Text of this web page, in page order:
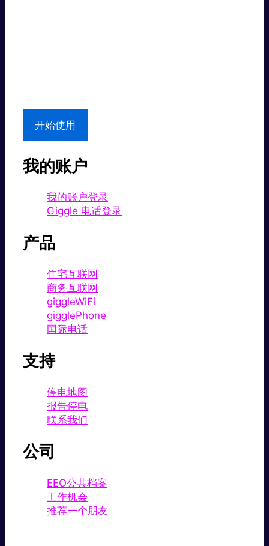
开始使用
我的账户
我的账户登录
Giggle 电话登录
产品
住宅互联网
商务互联网
giggleWiFi
gigglePhone
国际电话
支持
停电地图
报告停电
联系我们
公司
EEO公共档案
工作机会
推荐一个朋友